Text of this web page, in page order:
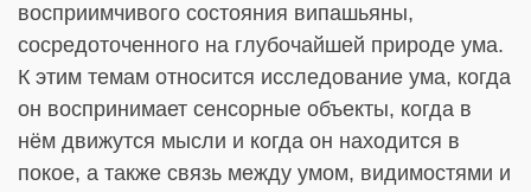
восприимчивого состояния випашьяны,
сосредоточенного на глубочайшей природе ума.
К этим темам относится исследование ума, когда
он воспринимает сенсорные объекты, когда в
нём движутся мысли и когда он находится в
покое, а также связь между умом, видимостями и